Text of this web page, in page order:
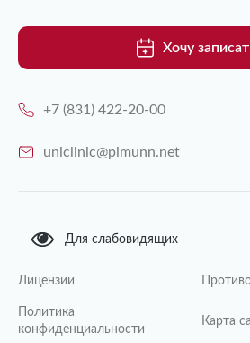
Хочу
+7 (831) 422-20-00
uniclinic@pimunn.net
Для слабовидящих
Лицензии
Политика
конфиденциальности
Карта